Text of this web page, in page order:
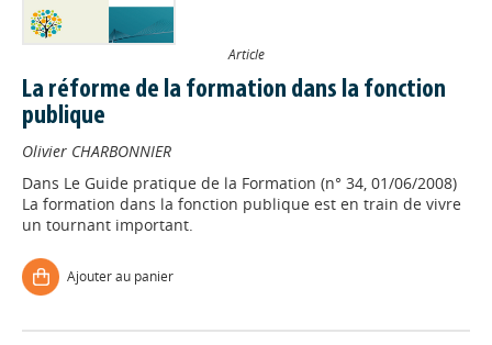
Article
La réforme de la formation dans la fonction
publique
Olivier CHARBONNIER
Dans Le Guide pratique de la Formation (n° 34, 01/06/2008)
La formation dans la fonction publique est en train de vivre
un tournant important.
Ajouter au panier